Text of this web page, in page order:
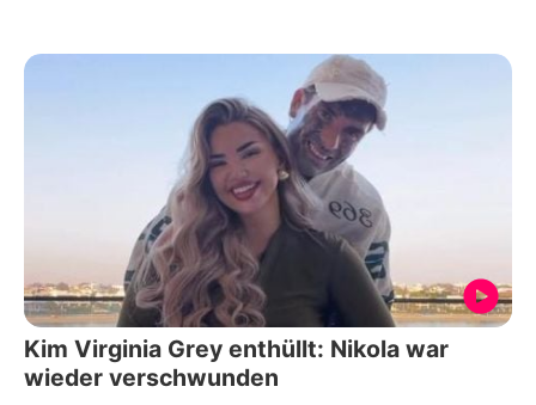
Kim Virginia Grey enthüllt: Nikola war
wieder verschwunden